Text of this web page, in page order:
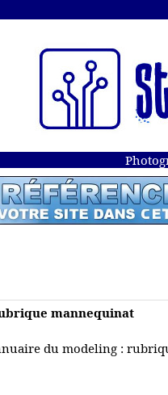
mannequinat
du modeling :